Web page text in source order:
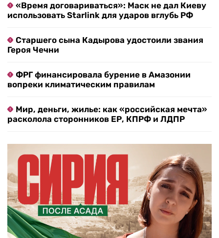
«Время договариваться»: Маск не дал Киеву
использовать Starlink для ударов вглубь РФ
Старшего сына Кадырова удостоили звания
Героя Чечни
ФРГ финансировала бурение в Амазонии
вопреки климатическим правилам
Мир, деньги, жилье: как «российская мечта»
расколола сторонников ЕР, КПРФ и ЛДПР